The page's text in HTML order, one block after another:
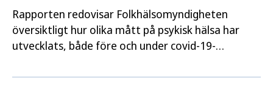
Rapporten redovisar Folkhälsomyndigheten
översiktligt hur olika mått på psykisk hälsa har
utvecklats, både före och under covid-19-
fokus på åren 2014/2015–2021.